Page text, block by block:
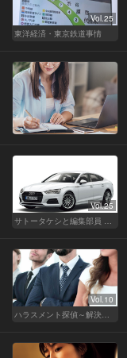
Vol.25
東洋経済・東京鉄道事情
Vol.25
サトータケシと編集部員 船山の"CAR GENTSへの道"
Vol.10
ハラスメント探偵～解決編～